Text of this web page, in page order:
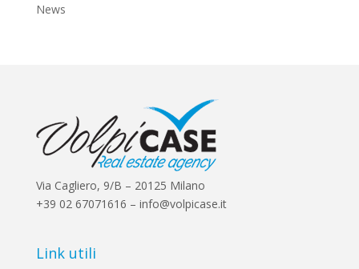
News
Via Cagliero, 9/B – 20125 Milano
+39 02 67071616 – info@volpicase.it
Link utili